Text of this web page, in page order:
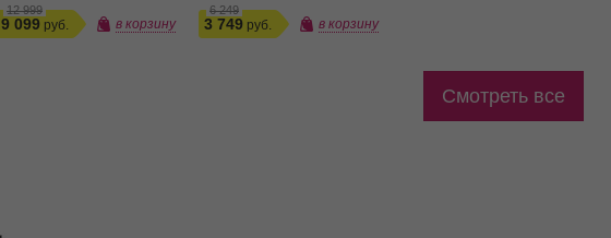
12 999
9 099 в корзину
6 249
3 749 в корзину
Смотреть все